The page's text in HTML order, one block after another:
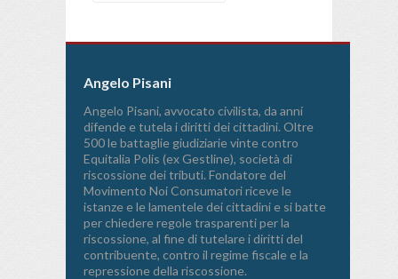
Angelo Pisani
Angelo Pisani, avvocato civilista, da anni
difende e tutela i diritti dei cittadini. Oltre
500 le battaglie giudiziarie vinte contro
Equitalia Polis (ex Gestline), società di
riscossione dei tributi. Fondatore del
Movimento Noi Consumatori riceve le
istanze e le lamentele dei cittadini e si batte
per chiedere regole trasparenti per la
riscossione, al fine di tutelare i diritti del
contribuente, contro il regime fiscale e la
repressione della riscossione.